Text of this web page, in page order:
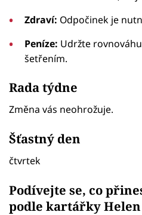
Zdraví: Odpočinek je
Peníze: Udržte
šetřením.
Rada týdne
Změna vás neohrožuje.
Šťastný den
čtvrtek
Podívejte se, co
podle kartářky